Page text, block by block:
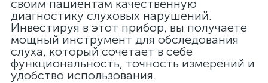
своим пациентам качественную
диагностику слуховых нарушений.
Инвестируя в этот прибор, вы получаете
мощный инструмент для обследования
слуха, который сочетает в себе
функциональность, точность измерений и
удобство использования.